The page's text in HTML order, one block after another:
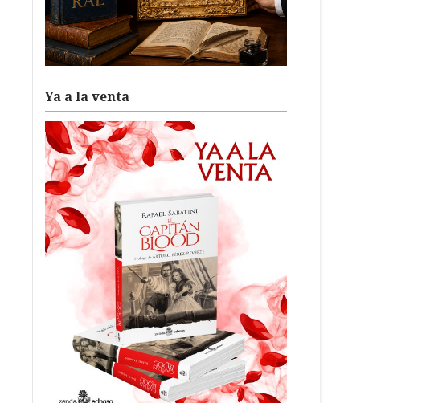
Ya a la venta